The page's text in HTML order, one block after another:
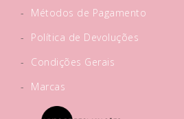
-
Métodos de Pagamento
-
Política de Devoluções
-
Condições Gerais
-
Marcas